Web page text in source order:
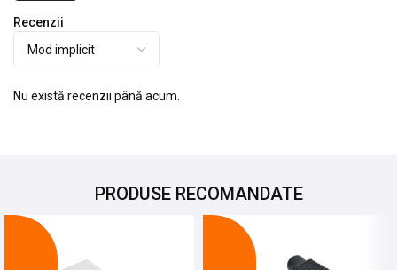
Recenzii
Nu există recenzii până acum.
PRODUSE RECOMANDATE